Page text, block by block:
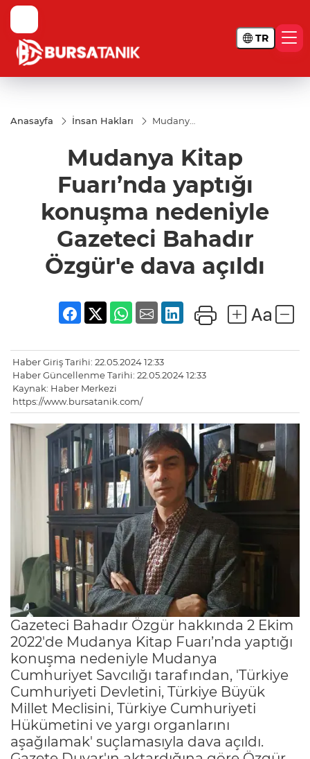
TR
Anasayfa İnsan Hakları
Mudanya
yaptığı
konuşma
Gazeteci
Bahadır
Özgür'e
dava
açıldı
Mudanya Kitap
Fuarı’nda yaptığı
konuşma nedeniyle
Gazeteci Bahadır
Özgür'e dava açıldı
Haber Giriş Tarihi: 22.05.2024 12:33
Haber Güncellenme Tarihi: 22.05.2024 12:33
Kaynak: Haber Merkezi
https://www.bursatanik.com/
Gazeteci Bahadır Özgür hakkında 2 Ekim
2022'de Mudanya Kitap Fuarı’nda yaptığı
konuşma nedeniyle Mudanya
Cumhuriyet Savcılığı tarafından, 'Türkiye
Cumhuriyeti Devletini, Türkiye Büyük
Millet Meclisini, Türkiye Cumhuriyeti
Hükümetini ve yargı organlarını
aşağılamak' suçlamasıyla dava açıldı.